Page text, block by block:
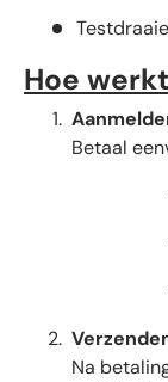
Hoe
Betaal
Na